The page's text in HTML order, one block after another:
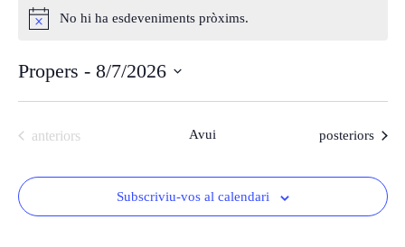
Avís
No hi ha esdeveniments pròxims.
Propers - 8/7/2026
data.Esdeveniments
anteriors Avui Esdeveniments
posteriors
Subscriviu-vos al calendari